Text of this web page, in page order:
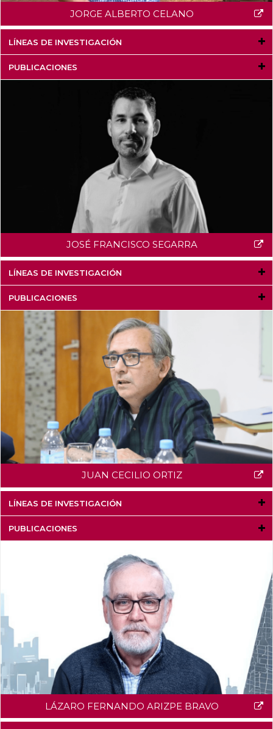
JORGE ALBERTO CELANO
LÍNEAS DE INVESTIGACIÓN
PUBLICACIONES
JOSÉ FRANCISCO SEGARRA
LÍNEAS DE INVESTIGACIÓN
PUBLICACIONES
JUAN CECILIO ORTIZ
LÍNEAS DE INVESTIGACIÓN
PUBLICACIONES
LÁZARO FERNANDO ARIZPE BRAVO